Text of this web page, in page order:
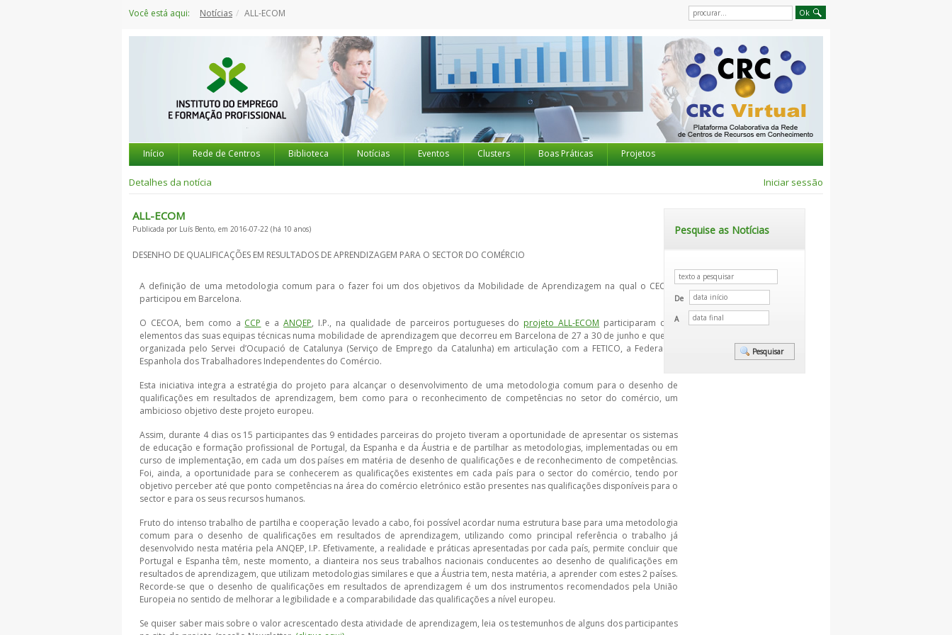
para
Você está aqui: Notícias ALL-ECOM
Início Rede de Centros Biblioteca Notícias Eventos Clusters Boas Práticas Projetos
Detalhes da notícia Iniciar sessão
ALL-ECOM
Publicada por Luís Bento, em 2016-07-22 (há 10 anos)
DESENHO DE QUALIFICAÇÕES EM RESULTADOS DE APRENDIZAGEM PARA O SECTOR DO COMÉRCIO
A definição de uma metodologia comum para o fazer foi um dos objetivos da Mobilidade de Aprendizagem na qual o CECOA
participou em Barcelona.
O CECOA, bem como a CCP e aANQEP, I.P., na qualidade de parceiros portugueses do projeto ALL-ECOM participaram com
elementos das suas equipas técnicas numa mobilidade de aprendizagem que decorreu em Barcelona de 27 a 30 de junho e que foi
organizada pelo Servei d’Ocupació de Catalunya (Serviço de Emprego da Catalunha) em articulação com a FETICO, a Federação
Espanhola dos Trabalhadores Independentes do Comércio.
Esta iniciativa integra a estratégia do projeto para alcançar o desenvolvimento de uma metodologia comum para o desenho de
qualificações em resultados de aprendizagem, bem como para o reconhecimento de competências no setor do comércio, um
ambicioso objetivo deste projeto europeu.
Assim, durante 4 dias os 15 participantes das 9 entidades parceiras do projeto tiveram a oportunidade de apresentar os sistemas
de educação e formação profissional de Portugal, da Espanha e da Áustria e de partilhar as metodologias, implementadas ou em
curso de implementação, em cada um dos países em matéria de desenho de qualificações e de reconhecimento de competências.
Foi, ainda, a oportunidade para se conhecerem as qualificações existentes em cada país para o sector do comércio, tendo por
objetivo perceber até que ponto competências na área do comércio eletrónico estão presentes nas qualificações disponíveis para o
sector e para os seus recursos humanos.
Fruto do intenso trabalho de partilha e cooperação levado a cabo, foi possível acordar numa estrutura base para uma metodologia
comum para o desenho de qualificações em resultados de aprendizagem, utilizando como principal referência o trabalho já
desenvolvido nesta matéria pela ANQEP, I.P. Efetivamente, a realidade e práticas apresentadas por cada país, permite concluir que
Portugal e Espanha têm, neste momento, a dianteira nos seus trabalhos nacionais conducentes ao desenho de qualificações em
resultados de aprendizagem, que utilizam metodologias similares e que a Áustria tem, nesta matéria, a aprender com estes 2 países.
Recorde-se que o desenho de qualificações em resultados de aprendizagem é um dos instrumentos recomendados pela União
Europeia no sentido de melhorar a legibilidade e a comparabilidade das qualificações a nível europeu.
Se quiser saber mais sobre o valor acrescentado desta atividade de aprendizagem, leia os testemunhos de alguns dos participantes
Pesquise as Notícias
De
A